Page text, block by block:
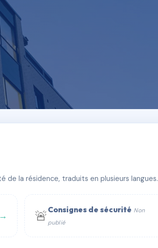
la résidence, traduits en plusieurs langues.
→ 🚨 Consignes de sécurité Non
publié